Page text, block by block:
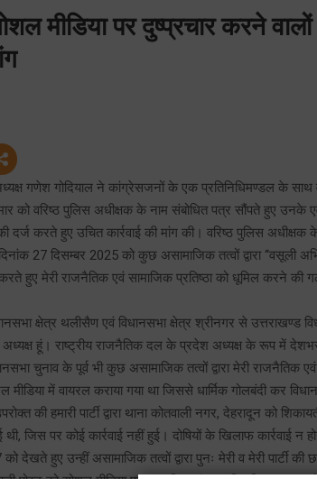
मीडिया पर दुष्प्रचार करने
गणेश गोदियाल ने कांग्रेसजनों के एक प्रतिनिधिमण्डल के साथ
को वरिष्ठ पुलिस अधीक्षक के नाम संबोधित पत्र सौंपते हुए उनके
दर्ज करते हुए उचित कार्रवाई की मांग की। वरिष्ठ पुलिस अधीक्षक
27 दिसम्बर 2025 को कुछ असामाजिक तत्वों द्वारा ‘‘वसूली
मेरी राजनैतिक एवं सामाजिक प्रतिष्ठा को धूमिल करने की
क्षेत्र थलीसैण एवं विधानसभा क्षेत्र श्रीनगर से उत्तराखण्ड
हूं। राष्ट्रीय राजनैतिक दल के प्रदेश अध्यक्ष के रूप में
चुनाव के पूर्व भी कुछ असामाजिक तत्वों द्वारा मेरी राजनैतिक
में वायरल कराया गया था जिससे धार्मिक गोलबंदी कर
की हमारी पार्टी द्वारा थाना कोतवाली नगर, देहरादून को
थी, जिस पर कोई कार्रवाई नहीं हुई। दोषियों के खिलाफ
देखते हुए उन्हीं असामाजिक तत्वों द्वारा पुनः मेरी व मेरी पार्टी